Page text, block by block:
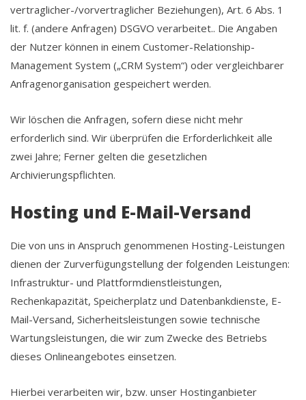
vertraglicher-/vorvertraglicher Beziehungen), Art. 6 Abs. 1
lit. f. (andere Anfragen) DSGVO verarbeitet.. Die Angaben
der Nutzer können in einem Customer-Relationship-
Management System („CRM System“) oder vergleichbarer
Anfragenorganisation gespeichert werden.
Wir löschen die Anfragen, sofern diese nicht mehr
erforderlich sind. Wir überprüfen die Erforderlichkeit alle
zwei Jahre; Ferner gelten die gesetzlichen
Archivierungspflichten.
Hosting und E-Mail-Versand
Die von uns in Anspruch genommenen Hosting-Leistungen
dienen der Zurverfügungstellung der folgenden Leistungen:
Infrastruktur- und Plattformdienstleistungen,
Rechenkapazität, Speicherplatz und Datenbankdienste, E-
Mail-Versand, Sicherheitsleistungen sowie technische
Wartungsleistungen, die wir zum Zwecke des Betriebs
dieses Onlineangebotes einsetzen.
Hierbei verarbeiten wir, bzw. unser Hostinganbieter